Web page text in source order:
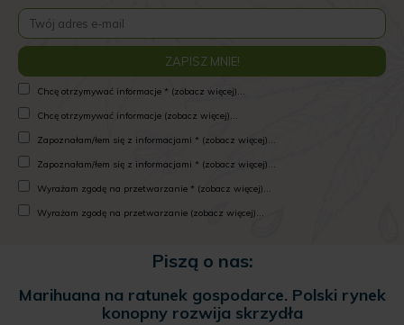
Chcę otrzymywać informacje * (zobacz więcej)...
Chcę otrzymywać informacje (zobacz więcej)...
Zapoznałam/łem się z informacjami * (zobacz więcej)...
Zapoznałam/łem się z informacjami * (zobacz więcej)...
Wyrażam zgodę na przetwarzanie * (zobacz więcej)...
Wyrażam zgodę na przetwarzanie (zobacz więcej)...
Piszą o nas:
Marihuana na ratunek gospodarce. Polski rynek
konopny rozwija skrzydła